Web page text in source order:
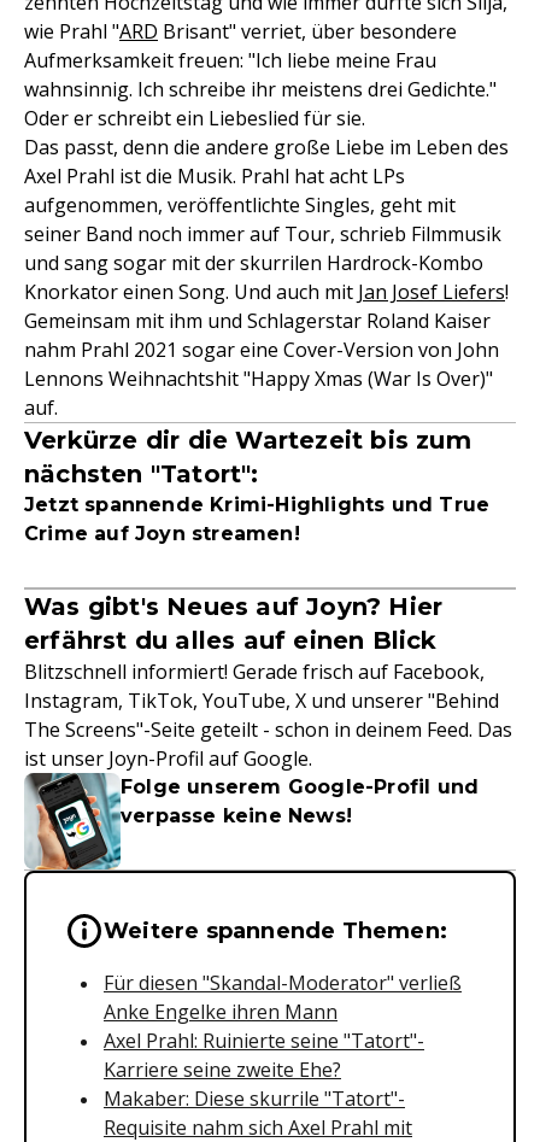
wie Prahl "ARD Brisant" verriet, über besondere
Aufmerksamkeit freuen: "Ich liebe meine Frau
wahnsinnig. Ich schreibe ihr meistens drei Gedichte."
Oder er schreibt ein Liebeslied für sie.
Das passt, denn die andere große Liebe im Leben des
Axel Prahl ist die Musik. Prahl hat acht LPs
aufgenommen, veröffentlichte Singles, geht mit
seiner Band noch immer auf Tour, schrieb Filmmusik
und sang sogar mit der skurrilen Hardrock-Kombo
Knorkator einen Song. Und auch mit Jan Josef Liefers!
Gemeinsam mit ihm und Schlagerstar Roland Kaiser
nahm Prahl 2021 sogar eine Cover-Version von John
Lennons Weihnachtshit "Happy Xmas (War Is Over)"
auf.
Verkürze dir die Wartezeit bis zum
nächsten "Tatort":
Jetzt spannende Krimi-Highlights und True
Crime auf Joyn streamen!
Was gibt's Neues auf Joyn? Hier
erfährst du alles auf einen Blick
Blitzschnell informiert! Gerade frisch auf Facebook,
Instagram, TikTok, YouTube, X und unserer "Behind
The Screens"-Seite geteilt - schon in deinem Feed. Das
ist unser Joyn-Profil auf Google.
Folge unserem Google-Profil und
verpasse keine News!
Wichtige Hinweise &
Weitere spannende Themen:
Für diesen "Skandal-Moderator" verließ
Anke Engelke ihren Mann
Axel Prahl: Ruinierte seine "Tatort"-
Karriere seine zweite Ehe?
Makaber: Diese skurrile "Tatort"-
Requisite nahm sich Axel Prahl mit